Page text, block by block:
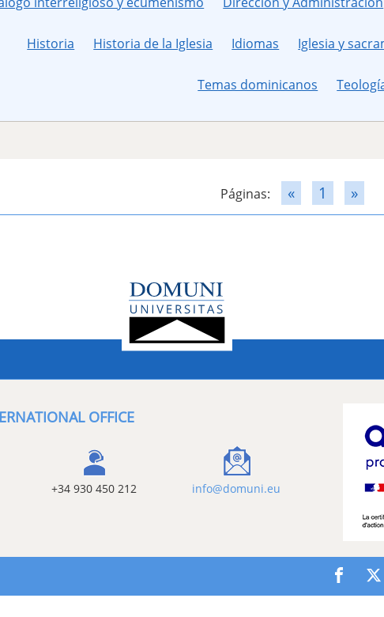
Historia Historia de la Iglesia Idiomas Iglesia y
Temas dominicanos
Páginas: « 1 »
OFFICE
+34 930 450 212 info@domuni.eu